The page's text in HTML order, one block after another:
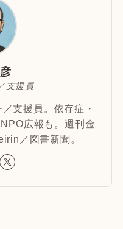
支援員
支援員。依存症・
広報も。週刊金
／図書新聞。